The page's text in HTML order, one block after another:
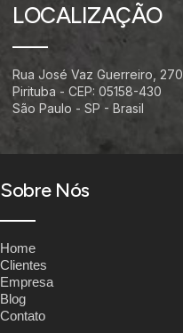
LOCALIZAÇÃO
Rua José Vaz Guerreiro, 270
Pirituba - CEP: 05158-430
São Paulo - SP - Brasil
Sobre Nós
Home
Clientes
Empresa
Blog
Contato